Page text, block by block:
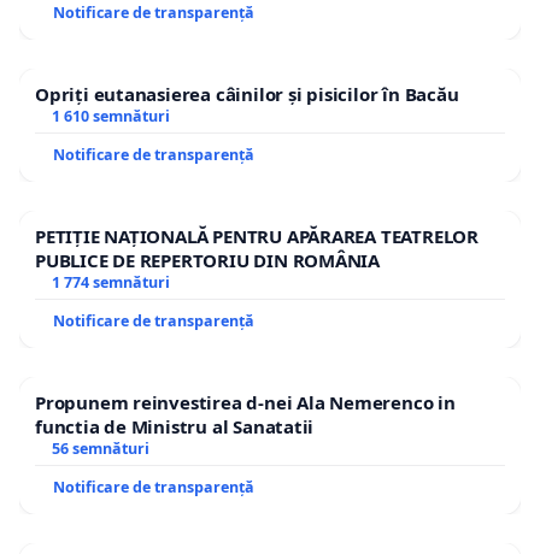
Notificare de transparență
Opriți eutanasierea câinilor și pisicilor în Bacău
1 610 semnături
Notificare de transparență
PETIȚIE NAȚIONALĂ PENTRU APĂRAREA TEATRELOR
PUBLICE DE REPERTORIU DIN ROMÂNIA
1 774 semnături
Notificare de transparență
Propunem reinvestirea d-nei Ala Nemerenco in
functia de Ministru al Sanatatii
56 semnături
Notificare de transparență